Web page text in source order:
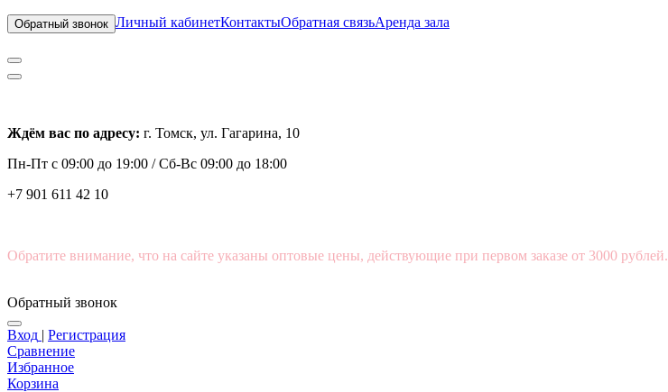
Обратный звонок Личный кабинетКонтактыОбратная связьАренда зала
Ждём вас по адресу: г. Томск, ул. Гагарина, 10
Пн-Пт с 09:00 до 19:00 /Сб-Вс 09:00 до 18:00
+7 901 611 42 10
Обратите внимание, что на сайте указаны оптовые цены, действующие при первом заказе от 3000 рублей.
Обратный звонок
Вход | Регистрация
Сравнение
Избранное
Корзина